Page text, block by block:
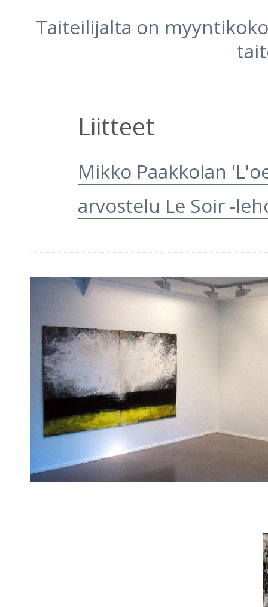
Taiteilijalta on
Liitteet
Mikko Paakkolan
arvostelu Le Soir -